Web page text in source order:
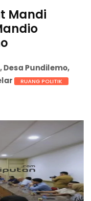
Mandi
Desa Pundilemo,
RUANG POLITIK